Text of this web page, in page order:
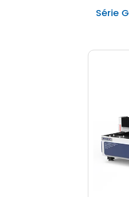
Série G